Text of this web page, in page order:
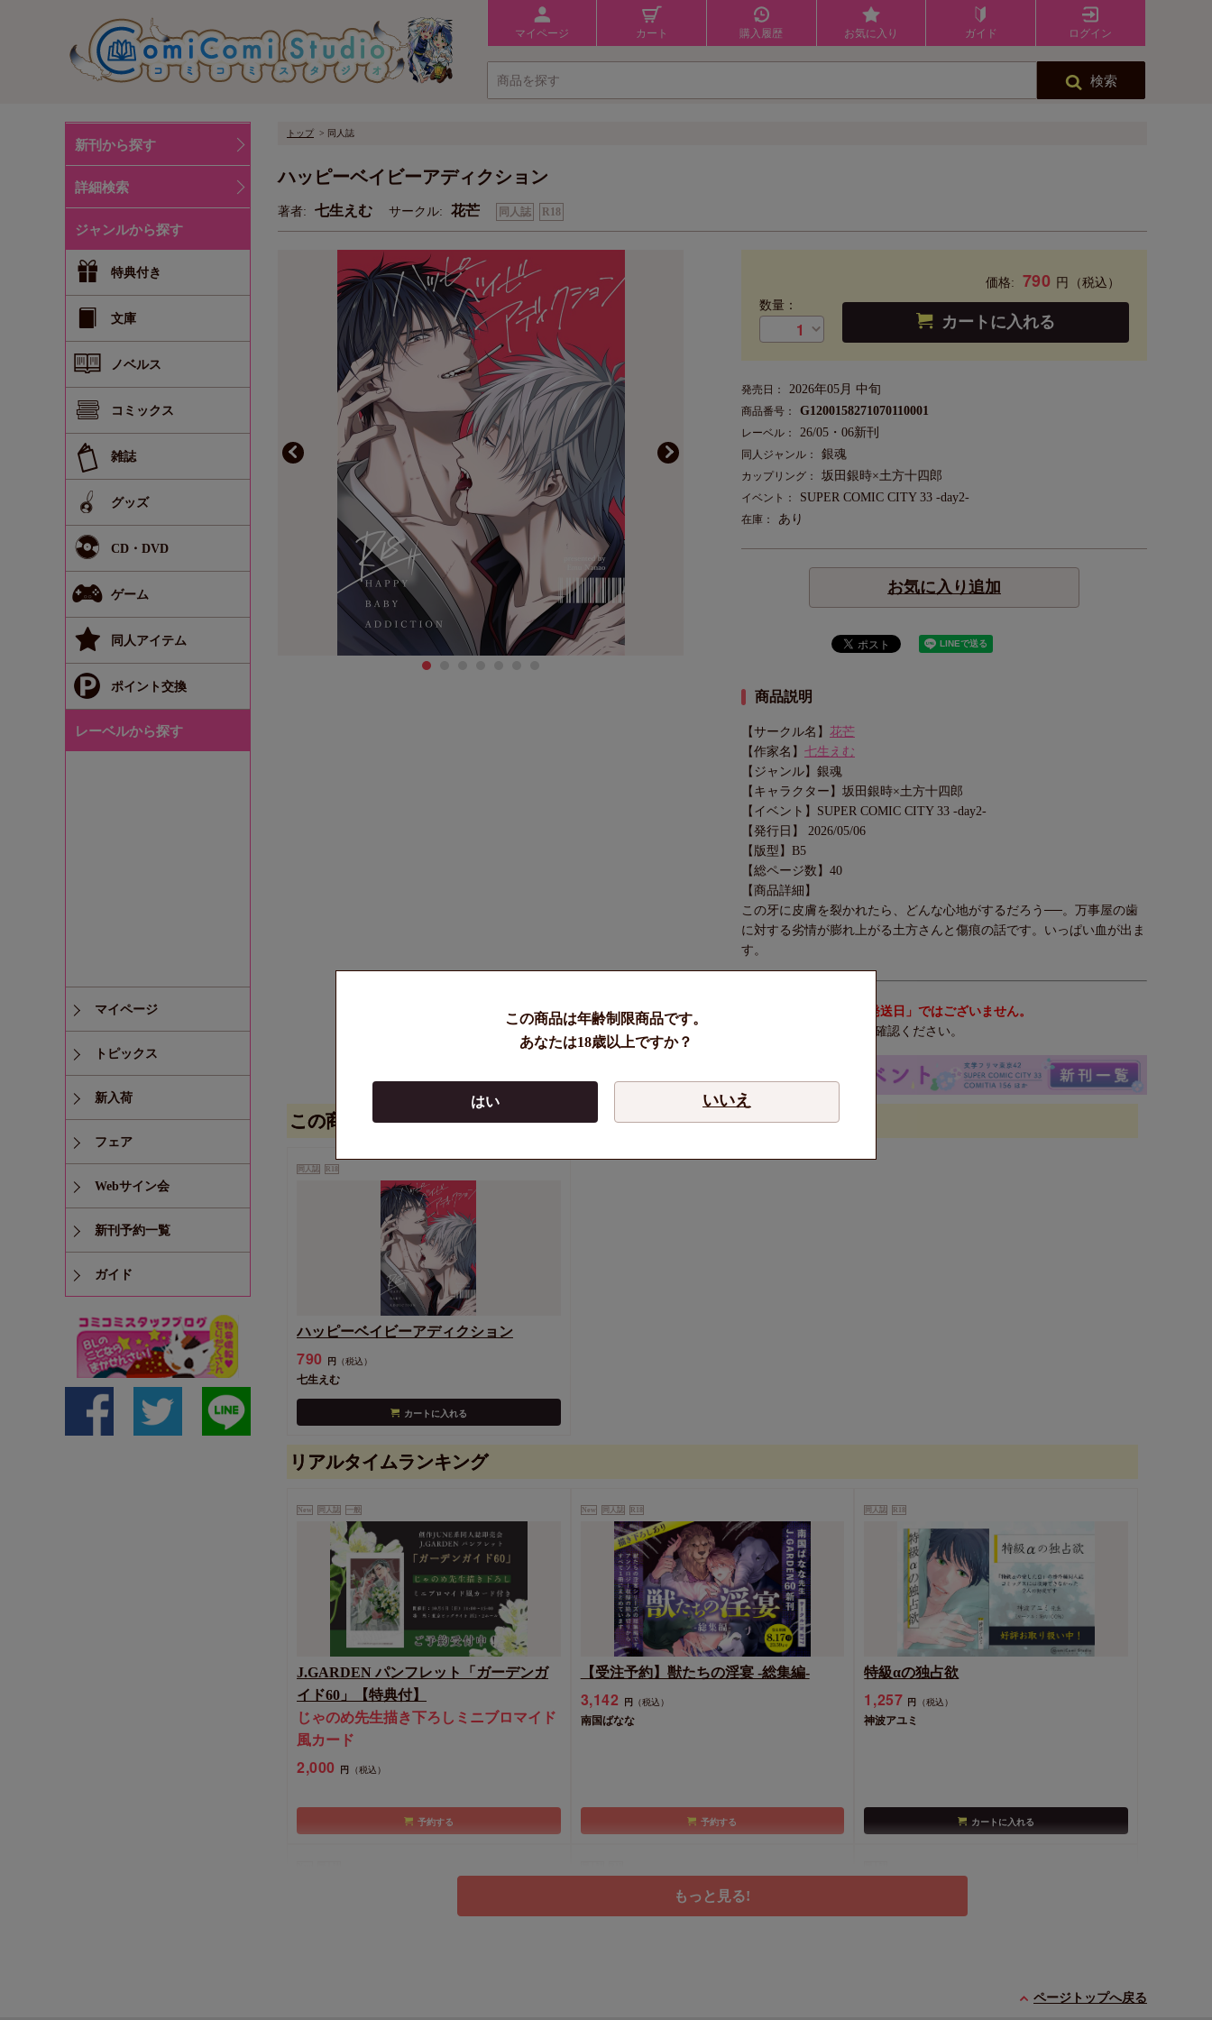
マイページ カート 購入履歴 お気に入り ガイド ログイン
検索
新刊から探す
詳細検索
ジャンルから探す
特典付き
文庫
ノベルス
コミックス
雑誌
グッズ
CD・DVD
ゲーム
同人アイテム
ポイント交換
レーベルから探す
マイページ
トピックス
新入荷
フェア
Webサイン会
新刊予約一覧
ガイド
トップ 同人誌
ハッピーベイビーアディクション
著者: 七生えむ サークル: 花芒 同人誌 R18
価格: 790 円
（税込）
数量：
カートに入れる
発売日： 2026年05月 中旬
商品番号： G1200158271070110001
レーベル： 26/05・06新刊
同人ジャンル： 銀魂
カップリング： 坂田銀時×土方十四郎
イベント： SUPER COMIC CITY 33 -day2-
在庫： あり
お気に入り追加
商品説明
【サークル名】 花芒
【作家名】 七生えむ
【ジャンル】銀魂
【キャラクター】坂田銀時×土方十四郎
【イベント】SUPER COMIC CITY 33 -day2-
【発行日】 2026/05/06
【版型】B5
【総ページ数】40
【商品詳細】
この牙に皮膚を裂かれたら、どんな心地がするだろう──。万事屋の歯
に対する劣情が膨れ上がる土方さんと傷痕の話です。いっぱい血が出ま
す。
◆同人誌は「発売日＝発送日」ではございません。
でご確認ください。
この商品を見ている人はこちらもチェックされてます！
同人誌 R18
ハッピーベイビーアディクション
790 円 （税込）
七生えむ
カートに入れる
リアルタイムランキング
New 同人誌 一般
J.GARDEN パンフレット「ガーデンガ
イド60」【特典付】
じゃのめ先生描き下ろしミニブロマイド
風カード
2,000 円 （税込）
予約する
New 同人誌 R18
【受注予約】獣たちの淫宴 -総集編-
3,142 円 （税込）
南国ばなな
予約する
同人誌 R18
特級αの独占欲
1,257 円 （税込）
神波アユミ
カートに入れる
もっと見る!
ページトップへ戻る
この商品は年齢制限商品です。
あなたは18歳以上ですか？
はい いいえ